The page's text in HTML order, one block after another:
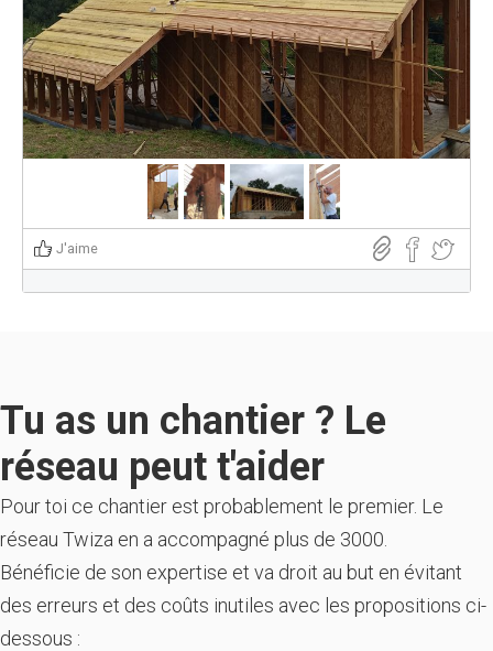
J'aime
Tu as un chantier ? Le
réseau peut t'aider
Pour toi ce chantier est probablement le premier. Le
réseau Twiza en a accompagné plus de 3000.
Bénéficie de son expertise et va droit au but en évitant
des erreurs et des coûts inutiles avec les propositions ci-
dessous :